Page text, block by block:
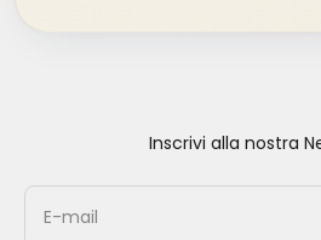
Inscrivi alla nostra
E-mail